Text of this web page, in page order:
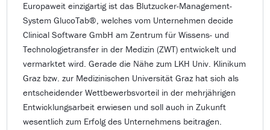
Europaweit einzigartig ist das Blutzucker-Management-
System GlucoTab®, welches vom Unternehmen decide
Clinical Software GmbH am Zentrum für Wissens- und
Technologietransfer in der Medizin (ZWT) entwickelt und
vermarktet wird. Gerade die Nähe zum LKH Univ. Klinikum
Graz bzw. zur Medizinischen Universität Graz hat sich als
entscheidender Wettbewerbsvorteil in der mehrjährigen
Entwicklungsarbeit erwiesen und soll auch in Zukunft
wesentlich zum Erfolg des Unternehmens beitragen.